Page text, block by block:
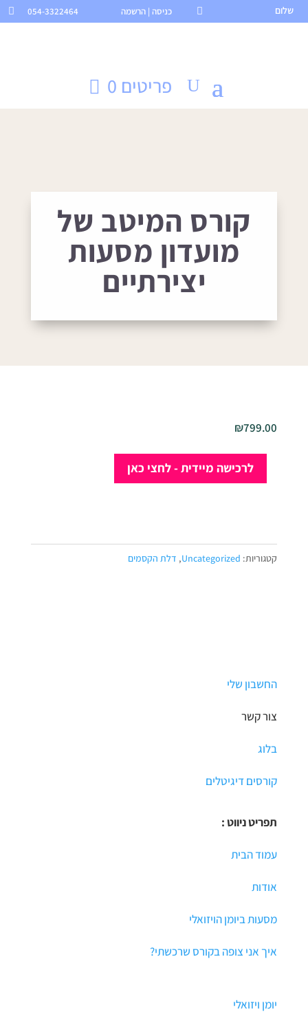
 054-3322464  כניסה | הרשמה שלום
פריטים 0
קורס המיטב של
מועדון מסעות
יצירתיים
₪799.00
כמות
של
מועדון
לרכישה מיידית - לחצי כאן
קטגוריות: Uncategorized
, דלת הקסמים
החשבון שלי
צור קשר
בלוג
קורסים דיגיטלים
תפריט ניווט :
עמוד הבית
אודות
מסעות ביומן הויזואלי
איך אני צופה בקורס שרכשתי?
יומן ויזואלי